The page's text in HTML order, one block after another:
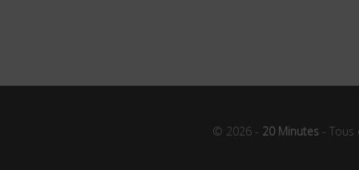
© 2026 - 20 Minutes -